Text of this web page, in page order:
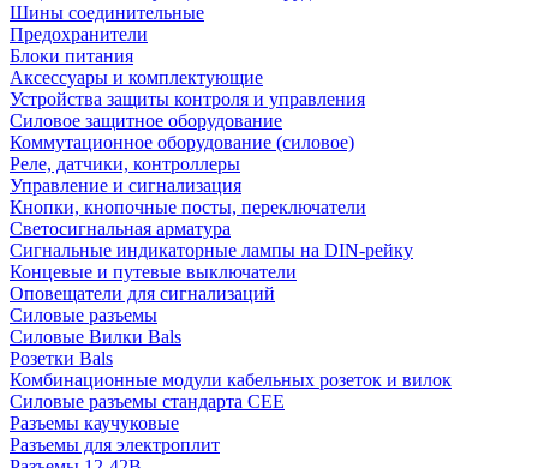
Шины соединительные
Предохранители
Блоки питания
Аксессуары и комплектующие
Устройства защиты контроля и управления
Силовое защитное оборудование
Коммутационное оборудование (силовое)
Реле, датчики, контроллеры
Управление и сигнализация
Кнопки, кнопочные посты, переключатели
Светосигнальная арматура
Сигнальные индикаторные лампы на DIN-рейку
Концевые и путевые выключатели
Оповещатели для сигнализаций
Силовые разъемы
Силовые Вилки Bals
Розетки Bals
Комбинационные модули кабельных розеток и вилок
Силовые разъемы стандарта CEE
Разъемы каучуковые
Разъемы для электроплит